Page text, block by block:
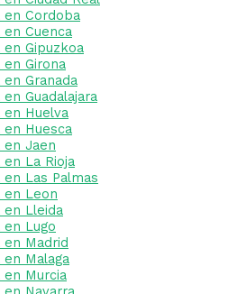
en Cordoba
Cuenca
en Gipuzkoa
Girona
Granada
Guadalajara
en Huelva
en Huesca
en Jaen
La Rioja
Las Palmas
en Leon
en Lleida
en Lugo
en Madrid
Malaga
en Murcia